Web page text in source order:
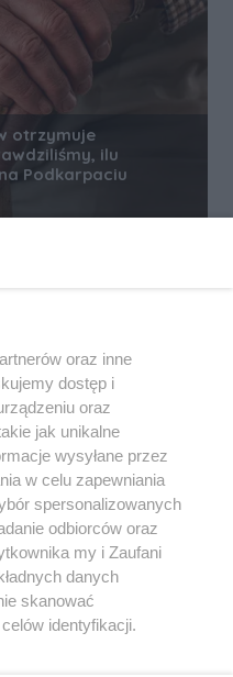
otrzymuje
ilu
Podkarpaciu
info.pljest:
LIBERTAS
002 Rzeszów
info.pl
oraz inne
dostęp i
oraz
jak unikalne
wysyłane przez
w celu zapewniania
spersonalizowanych
odbiorców oraz
my i Zaufani
danych
skanować
identyfikacji.